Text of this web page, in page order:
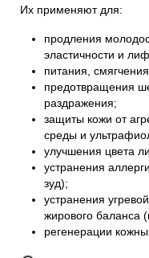
Их применяют для:
продления
эластичности и
питания,
предотвращения
раздражения;
защиты кожи от
среды и
улучшения цвета
устранения
зуд);
устранения
жирового баланса
регенерации